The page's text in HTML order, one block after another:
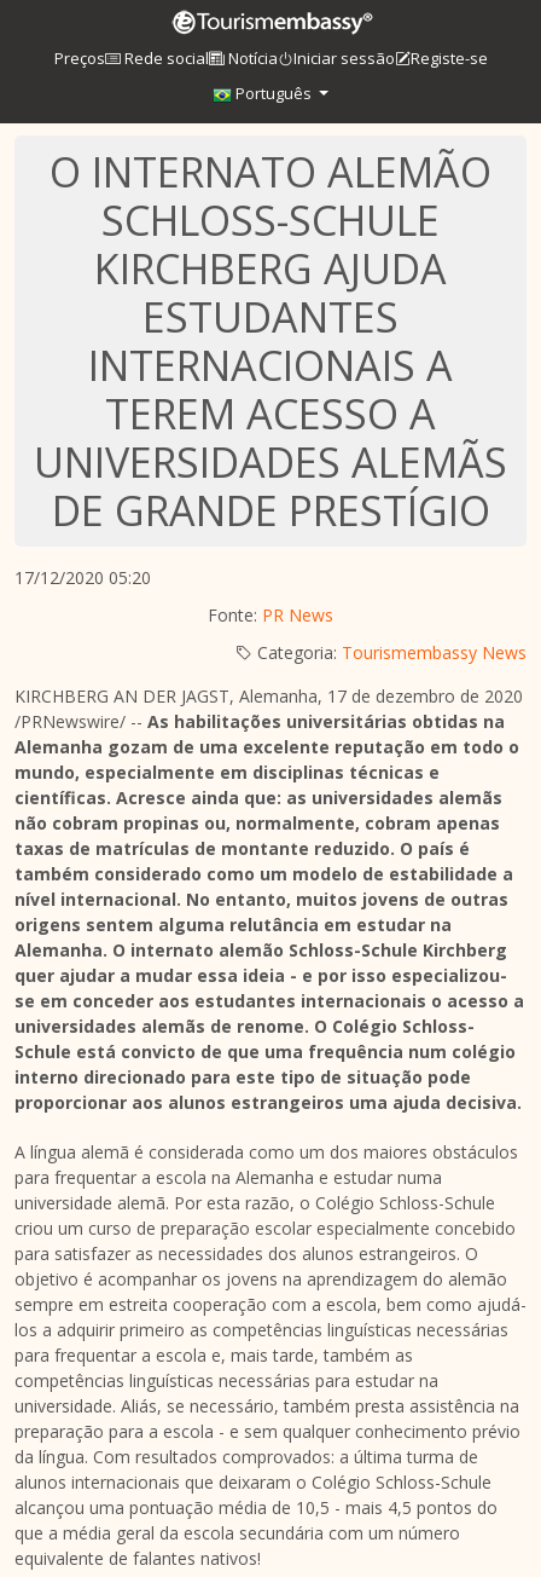
Preços Rede social Notícia Iniciar sessão
Registe-se
Português
O INTERNATO ALEMÃO
SCHLOSS-SCHULE
KIRCHBERG AJUDA
ESTUDANTES
INTERNACIONAIS A
TEREM ACESSO A
UNIVERSIDADES ALEMÃS
DE GRANDE PRESTÍGIO
17/12/2020 05:20
Fonte: PR News
Categoria: Tourismembassy News
KIRCHBERG AN DER JAGST, Alemanha, 17 de dezembro de 2020
/PRNewswire/ -- As habilitações universitárias obtidas na
Alemanha gozam de uma excelente reputação em todo o
mundo, especialmente em disciplinas técnicas e
científicas. Acresce ainda que: as universidades alemãs
não cobram propinas ou, normalmente, cobram apenas
taxas de matrículas de montante reduzido. O país é
também considerado como um modelo de estabilidade a
nível internacional. No entanto, muitos jovens de outras
origens sentem alguma relutância em estudar na
Alemanha. O internato alemão Schloss-Schule Kirchberg
quer ajudar a mudar essa ideia - e por isso especializou-
se em conceder aos estudantes internacionais o acesso a
universidades alemãs de renome. O Colégio Schloss-
Schule está convicto de que uma frequência num colégio
interno direcionado para este tipo de situação pode
proporcionar aos alunos estrangeiros uma ajuda decisiva.
A língua alemã é considerada como um dos maiores obstáculos
para frequentar a escola na Alemanha e estudar numa
universidade alemã. Por esta razão, o Colégio Schloss-Schule
criou um curso de preparação escolar especialmente concebido
para satisfazer as necessidades dos alunos estrangeiros. O
objetivo é acompanhar os jovens na aprendizagem do alemão
sempre em estreita cooperação com a escola, bem como ajudá-
los a adquirir primeiro as competências linguísticas necessárias
para frequentar a escola e, mais tarde, também as
competências linguísticas necessárias para estudar na
universidade. Aliás, se necessário, também presta assistência na
preparação para a escola - e sem qualquer conhecimento prévio
da língua. Com resultados comprovados: a última turma de
alunos internacionais que deixaram o Colégio Schloss-Schule
alcançou uma pontuação média de 10,5 - mais 4,5 pontos do
que a média geral da escola secundária com um número
equivalente de falantes nativos!